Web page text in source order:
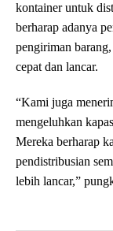
kontainer untuk
berharap adanya
pengiriman
cepat dan lancar.
“Kami juga
mengeluhkan
Mereka berharap
pendistribusian
lebih lancar,”